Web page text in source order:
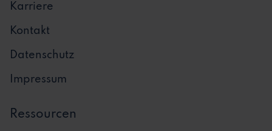
Karriere
Kontakt
Datenschutz
Impressum
Ressourcen